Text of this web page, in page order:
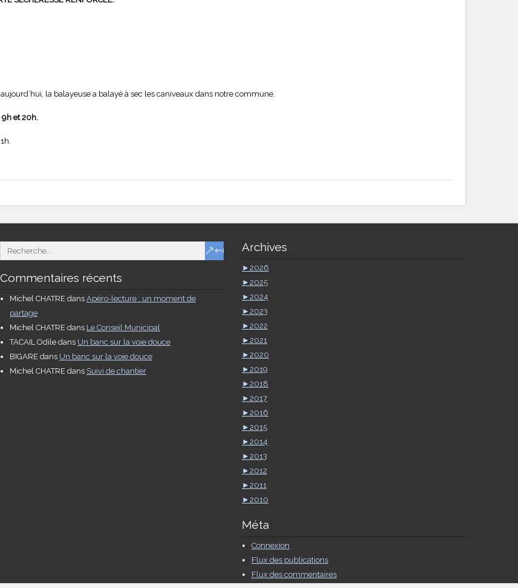
la balayeuse a balayé à sec les caniveaux dans notre commune.
9h et 20h.
Commentaires récents
Michel CHATRE dans Apéro-lecture : un moment de
partage
Michel CHATRE dans Le Conseil Municipal
TACAIL Odile dans Un banc sur la voie douce
BIGARE dans Un banc sur la voie douce
Michel CHATRE dans Suivi de chantier
Archives
► 2026
► 2025
► 2024
► 2023
► 2022
► 2021
► 2020
► 2019
► 2018
► 2017
► 2016
► 2015
► 2014
► 2013
► 2012
► 2011
► 2010
Méta
Connexion
Flux des publications
Flux des commentaires